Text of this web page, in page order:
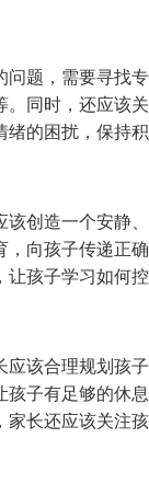
题，需要寻找
同时，还应该
绪的困扰，保持
创造一个安静
向孩子传递正
孩子学习如何
该合理规划孩
子有足够的休
长还应该关注